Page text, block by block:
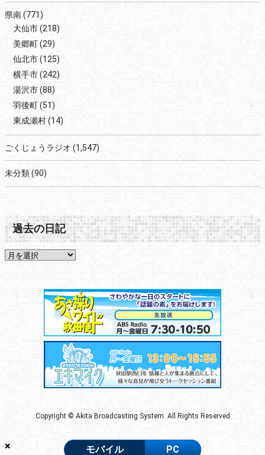
×
県南(771)
大仙市(218)
美郷町(29)
仙北市(125)
横手市(242)
湯沢市(88)
羽後町(51)
東成瀬村(14)
ごくじょうラジオ (1,547)
未分類(90)
過去の日記
Copyright © Akita Broadcasting System. All Rights Reserved
モバイル PC